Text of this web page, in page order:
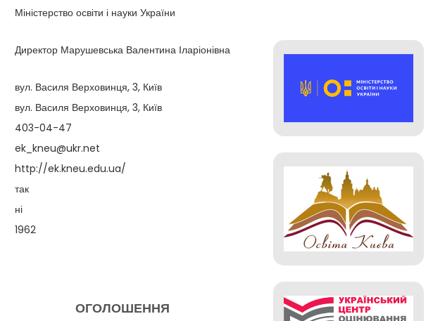
Міністерство освіти і науки України
Директор Марушевська Валентина Іларіонівна
вул. Василя Верховинця, 3, Київ
вул. Василя Верховинця, 3, Київ
403-04-47
ek_kneu@ukr.net
http://ek.kneu.edu.ua/
так
ні
1962
ОГОЛОШЕННЯ